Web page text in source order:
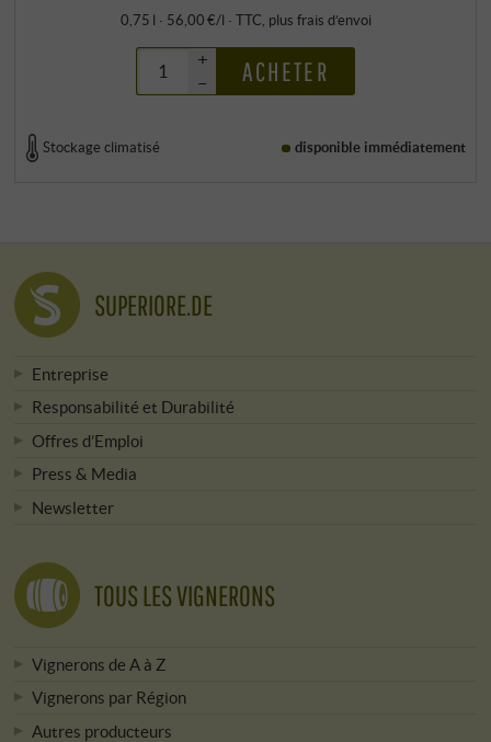
0,75 l · 56,00 €/l · TTC , plus frais d’envoi
+
–
ACHETER
Stockage climatisé disponible immédiatement
SUPERIORE.DE
Entreprise
Responsabilité et Durabilité
Offres d’Emploi
Press & Media
Newsletter
TOUS LES VIGNERONS
Vignerons de A à Z
Vignerons par Région
Autres producteurs